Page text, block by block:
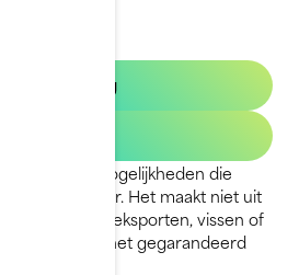
Offerteaanvraag
veelzijdige mogelijkheden die
op het water. Het maakt niet uit
rijden, treksporten, vissen of
de GTI wordt het gegarandeerd